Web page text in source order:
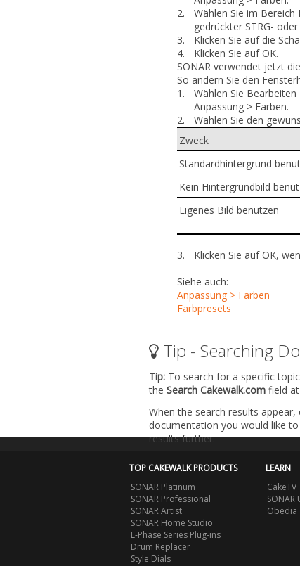
2.
Wählen Sie im Bereich
gedrückter STRG-
3.
Klicken Sie auf die
4.
Klicken Sie aufOK.
SONAR verwendet jetzt
So ändern Sie den
1.
Wählen Sie Bearbeiten
Anpassung > Farben.
2.
Wählen Sie den
Zweck
Standardhintergrund
Kein Hintergrundbild
Eigenes Bild benutzen
3. Klicken Sie aufOK,
Siehe auch:
Anpassung > Farben
Farbpresets
Tip - Searching
Tip: To search for a specific
the Search Cakewalk.com field
When the search results appear,
documentation you would like
results further.
TOP CAKEWALK PRODUCTS
SONAR Platinum
SONAR Professional
SONAR Artist
SONAR Home Studio
L-Phase Series Plug-ins
Drum Replacer
Style Dials
LEARN
CakeTV
SONAR
Obedia